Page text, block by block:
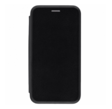
Masini tocat carne electrice
Mixere
Oale si Cratite
Tavi copt